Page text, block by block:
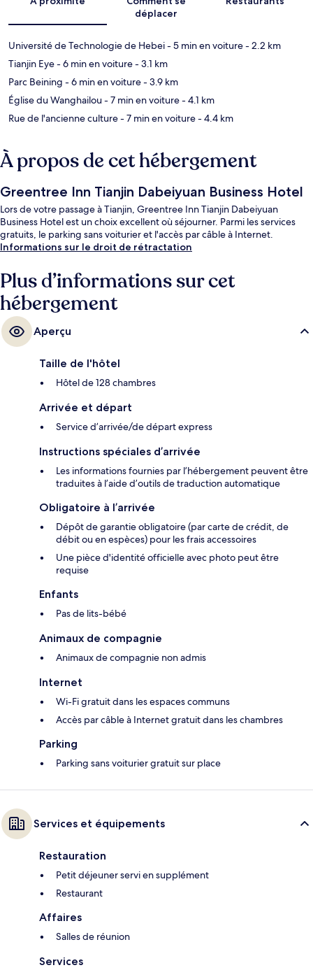
déplacer
Université de Technologie de Hebei- 5 min en voiture- 2.2 km
Tianjin Eye- 6 min en voiture- 3.1 km
Parc Beining - 6 min en voiture- 3.9 km
Église du Wanghailou- 7 min en voiture- 4.1 km
Rue de l'ancienne culture- 7 min en voiture- 4.4 km
À propos de cet hébergement
Greentree Inn Tianjin Dabeiyuan Business Hotel
Lors de votre passage à Tianjin, Greentree Inn Tianjin Dabeiyuan
Business Hotel est un choix excellent où séjourner. Parmi les services
gratuits, le parking sans voiturier et l'accès par câble à Internet.
Informations sur le droit de rétractation
Plus d’informations sur cet
hébergement
Aperçu
Taille de l'hôtel
Hôtel de 128 chambres
Arrivée et départ
Service d’arrivée/de départ express
Instructions spéciales d’arrivée
Les informations fournies par l’hébergement peuvent être
traduites à l’aide d’outils de traduction automatique
Obligatoire à l’arrivée
Dépôt de garantie obligatoire (par carte de crédit, de
débit ou en espèces) pour les frais accessoires
Une pièce d'identité officielle avec photo peut être
requise
Enfants
Pas de lits-bébé
Animaux de compagnie
Animaux de compagnie non admis
Internet
Wi-Fi gratuit dans les espaces communs
Accès par câble à Internet gratuit dans les chambres
Parking
Parking sans voiturier gratuit sur place
Services et équipements
Restauration
Petit déjeuner servi en supplément
Restaurant
Affaires
Salles de réunion
Services